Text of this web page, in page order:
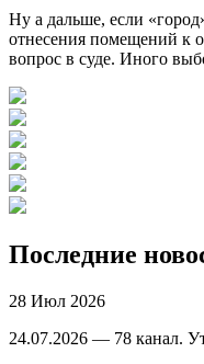
Ну а дальше, если
отнесения помещений к
вопрос в суде. Иного
Последние
28 Июл 2026
24.07.2026 — 78 канал.